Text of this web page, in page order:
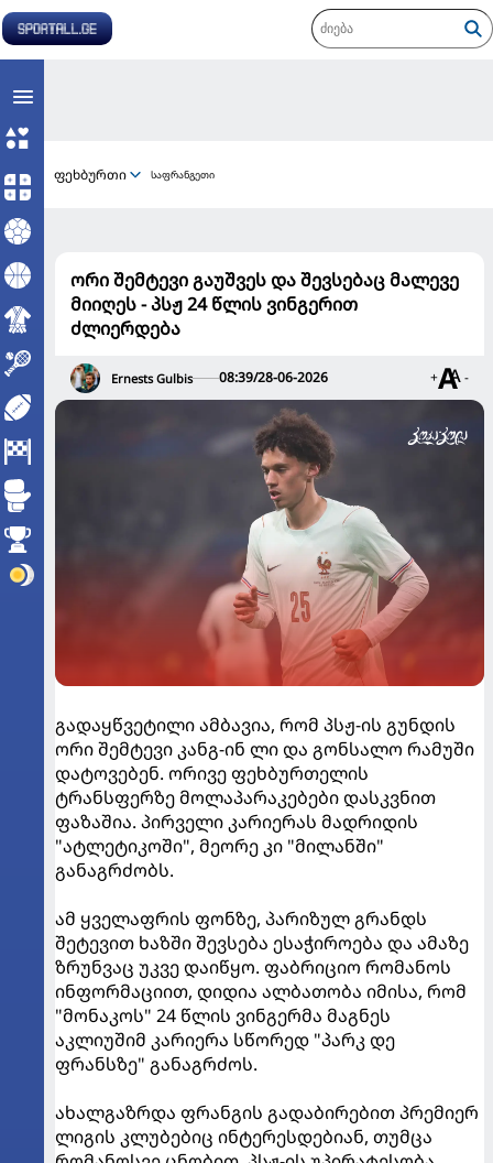
ფეხბურთი საფრანგეთი
ორი შემტევი გაუშვეს და შევსებაც მალევე
მიიღეს - პსჟ 24 წლის ვინგერით
ძლიერდება
Ernests Gulbis 08:39/28-06-2026 + -
გადაყწვეტილი ამბავია, რომ პსჟ-ის გუნდის
ორი შემტევი კანგ-ინ ლი და გონსალო რამუში
დატოვებენ. ორივე ფეხბურთელის
ტრანსფერზე მოლაპარაკებები დასკვნით
ფაზაშია. პირველი კარიერას მადრიდის
"ატლეტიკოში", მეორე კი "მილანში"
განაგრძობს.
ამ ყველაფრის ფონზე, პარიზულ გრანდს
შეტევით ხაზში შევსება ესაჭიროება და ამაზე
ზრუნვაც უკვე დაიწყო. ფაბრიციო რომანოს
ინფორმაციით, დიდია ალბათობა იმისა, რომ
"მონაკოს" 24 წლის ვინგერმა მაგნეს
აკლიუშიმ კარიერა სწორედ "პარკ დე
ფრანსზე" განაგრძოს.
ახალგაზრდა ფრანგის გადაბირებით პრემიერ
ლიგის კლუბებიც ინტერესდებიან, თუმცა